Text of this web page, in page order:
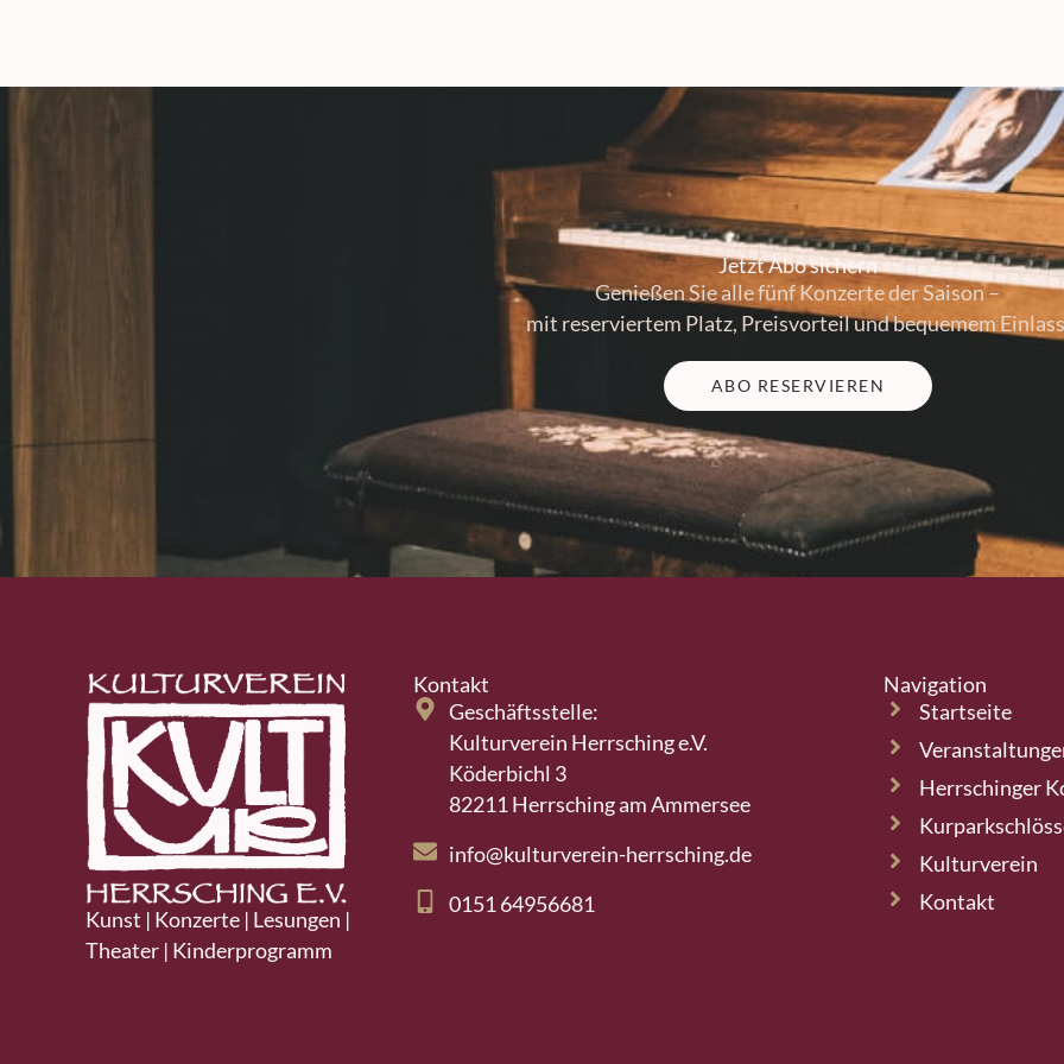
Jetzt Abo sichern
Genießen Sie alle fünf Konzerte der Saison –
mit reserviertem Platz, Preisvorteil und bequemem
ABO RESERVIEREN
Kunst | Konzerte | Lesungen |
Theater | Kinderprogramm
Kontakt
Geschäftsstelle:
Kulturverein Herrsching e.V.
Köderbichl 3
82211 Herrsching am Ammersee
info@kulturverein-herrsching.de
0151 64956681
Navigation
Startseite
Herrschinger
Kulturverein
Kontakt